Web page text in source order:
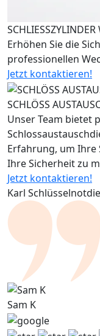
SCHLIESSZYLINDER
Erhöhen Sie die
professionellen
Jetzt kontaktieren!
SCHLÖSS
Unser Team bietet
Erfahrung, um Ihre
Ihre Sicherheit zu
Jetzt kontaktieren!
Karl
Sam K